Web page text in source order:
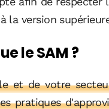
la version
le SAM ?
et de votre
pratiques